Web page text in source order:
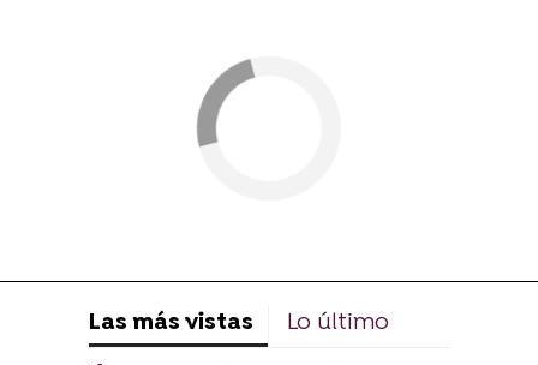
Las más vistas Lo último